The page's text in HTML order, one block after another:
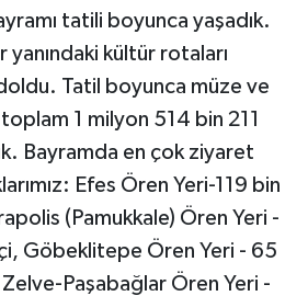
tatili boyunca yaşadık.
kültür rotaları
Tatil boyunca müze ve
1 milyon 514 bin 211
Bayramda en çok ziyaret
Efes Ören Yeri-119 bin
(Pamukkale) Ören Yeri -
Göbeklitepe Ören Yeri - 65
Paşabağlar Ören Yeri -